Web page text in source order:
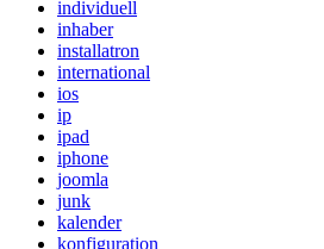
individuell
inhaber
installatron
international
ios
ip
ipad
iphone
joomla
junk
kalender
konfiguration